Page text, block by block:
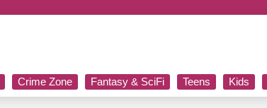
Crime Zone Fantasy & SciFi Teens Kids